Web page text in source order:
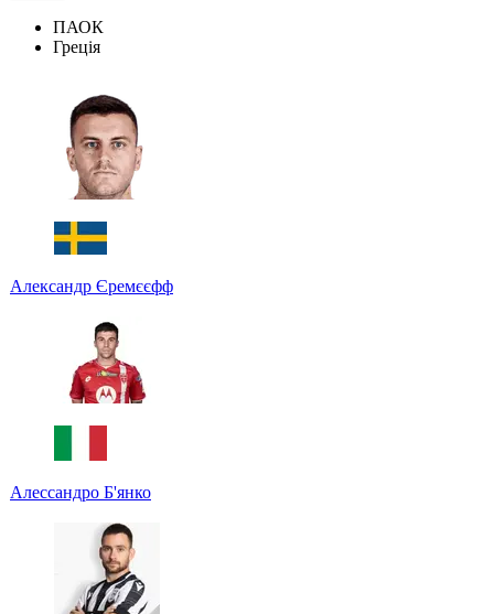
ПАОК
Греція
Александр Єремєєфф
Алессандро Б'янко